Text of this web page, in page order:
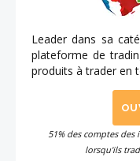
Leader dans sa
plateforme de
produits à trader en
51% des comptes
lorsqu'ils